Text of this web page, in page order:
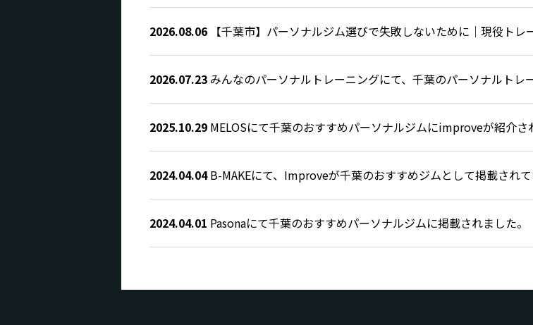
2026.08.06【千葉市】パーソナルジム選びで失敗しないために｜現役ト
2026.07.23みんなのパーソナルトレーニングにて、千葉のパーソナルトレ
2025.10.29MELOSにて千葉のおすすめパーソナルジムにimproveが紹介さ
2024.04.04B-MAKEにて、Improveが千葉のおすすめジムとして掲載されて
2024.04.01 Pasonaにて千葉のおすすめパーソナルジムに掲載されました。